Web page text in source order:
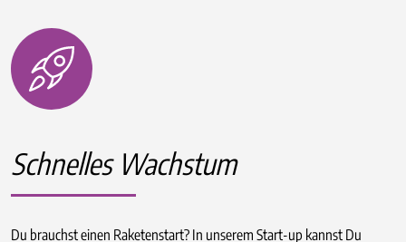
Schnelles Wachstum
Du brauchst einen Raketenstart? In unserem Start-up kannst Du